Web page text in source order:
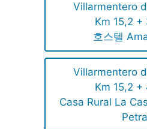
Villarmentero
Km 15,2 +
호스텔
Villarmentero
Km 15,2 +
Casa Rural La
Petra